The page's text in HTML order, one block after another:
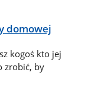
domowej
kogoś kto jej
zrobić, by